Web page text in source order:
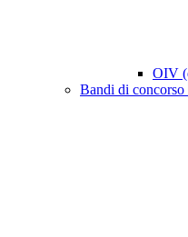
OIV
Bandi di concorso